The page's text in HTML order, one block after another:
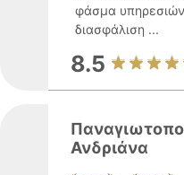
φάσμα υπηρεσιών
διασφάλιση ...
8.5
Ανδριάνα